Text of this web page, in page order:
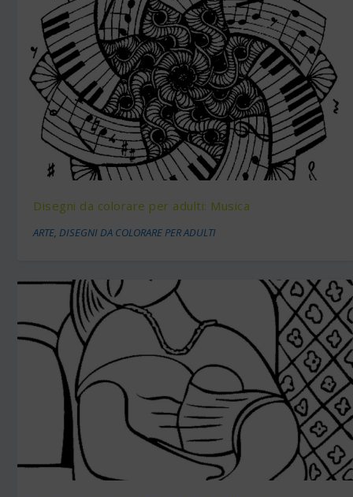
Disegni da colorare per adulti: Musica
ARTE,DISEGNI DA COLORARE PER ADULTI